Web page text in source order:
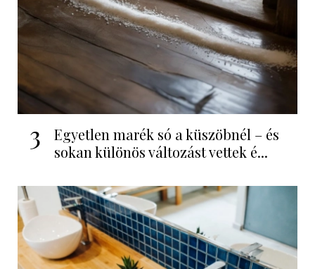
3
Egyetlen marék só a küszöbnél – és
sokan különös változást vettek é...